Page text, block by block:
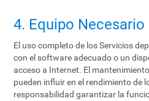
4. Equipo Necesario
El uso completo de los Servicios
con el software adecuado o un
acceso a Internet. El
pueden influir en el rendimiento de
responsabilidad garantizar la